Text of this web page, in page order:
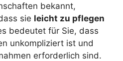
bekannt,
sie leicht zu pflegen
bedeutet für Sie, dass
unkompliziert ist und
erforderlich sind.